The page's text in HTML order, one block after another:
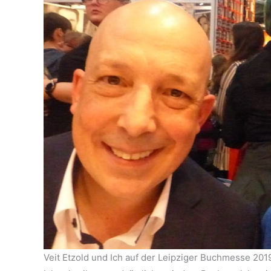
Veit Etzold und Ich auf der Leipziger Buchmesse